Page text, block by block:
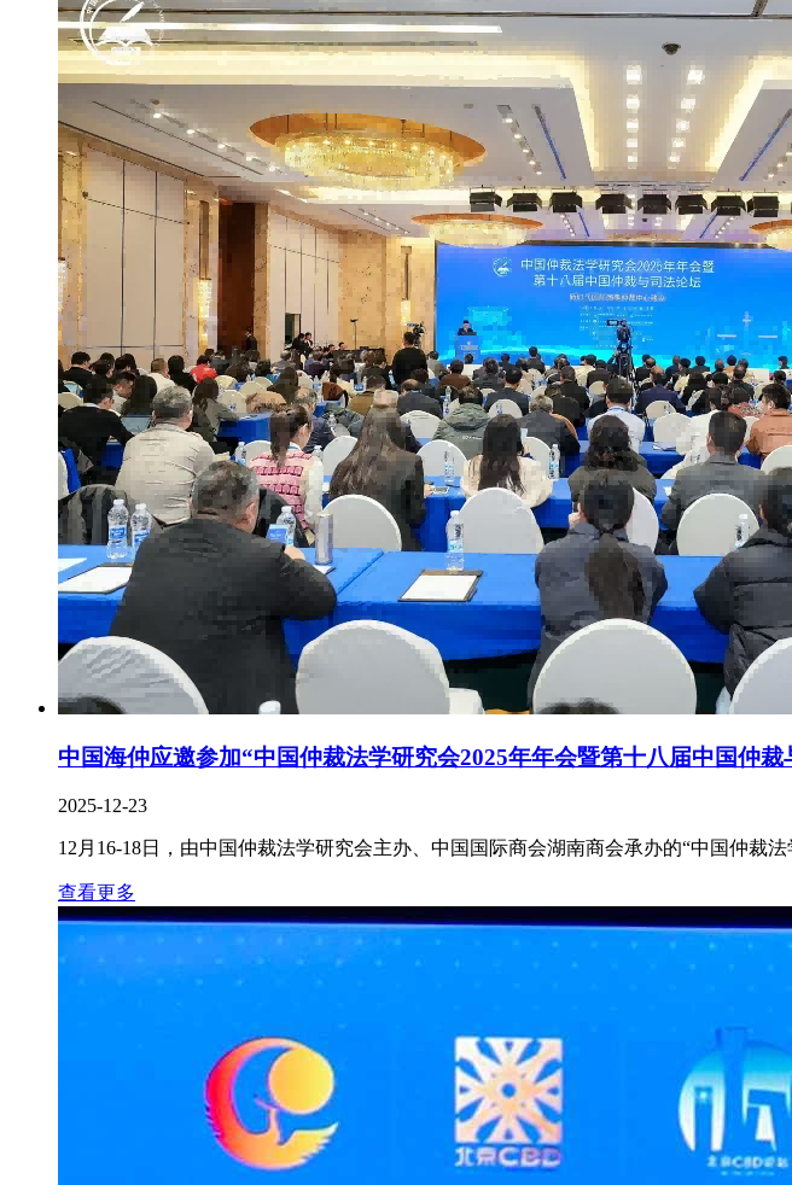
中国海仲应邀参加“中国仲裁法学研究会2025年年会暨第十八届中国仲裁
2025-12-23
12月16-18日，由中国仲裁法学研究会主办、中国国际商会湖南商会承办的“中国仲裁
查看更多